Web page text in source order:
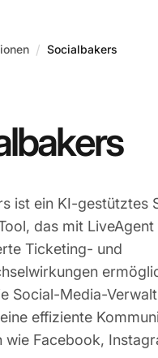
/ Socialbakers
ist ein KI-gestütztes
das mit
Ticketing- und
Social-Media-
effiziente
wie Facebook,